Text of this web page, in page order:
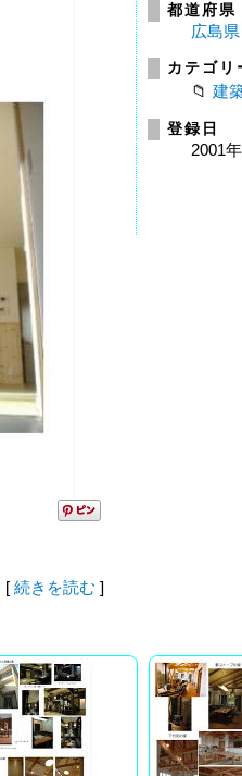
[ 続きを読む ]
都道府県
広島県
カテゴリ
建
登録日
2001